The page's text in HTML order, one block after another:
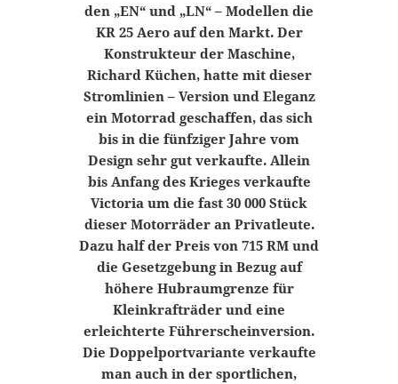
den „EN“ und „LN“ – Modellen die
KR 25 Aero auf den Markt. Der
Konstrukteur der Maschine,
Richard Küchen, hatte mit dieser
Stromlinien – Version und Eleganz
ein Motorrad geschaffen, das sich
bis in die fünfziger Jahre vom
Design sehr gut verkaufte. Allein
bis Anfang des Krieges verkaufte
Victoria um die fast 30 000 Stück
dieser Motorräder an Privatleute.
Dazu half der Preis von 715 RM und
die Gesetzgebung in Bezug auf
höhere Hubraumgrenze für
Kleinkrafträder und eine
erleichterte Führerscheinversion.
Die Doppelportvariante verkaufte
man auch in der sportlichen,